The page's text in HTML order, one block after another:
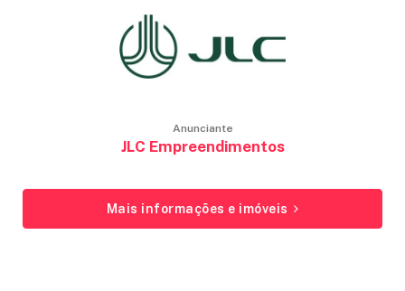
Anunciante
JLC Empreendimentos
Mais informações e imóveis